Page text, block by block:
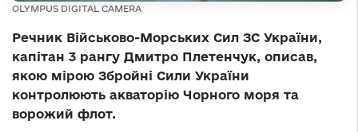
OLYMPUS DIGITAL CAMERA
Речник Військово-Морських Сил ЗС України,
капітан 3 рангу Дмитро Плетенчук, описав,
якою мірою Збройні Сили України
контролюють акваторію Чорного моря та
ворожий флот.